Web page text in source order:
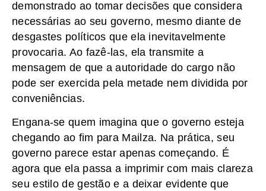
demonstrado ao tomar decisões que considera
necessárias ao seu governo, mesmo diante de
desgastes políticos que ela inevitavelmente
provocaria. Ao fazê-las, ela transmite a
mensagem de que a autoridade do cargo não
pode ser exercida pela metade nem dividida por
conveniências.
Engana-se quem imagina que o governo esteja
chegando ao fim para Mailza. Na prática, seu
governo parece estar apenas começando. É
agora que ela passa a imprimir com mais clareza
seu estilo de gestão e a deixar evidente que